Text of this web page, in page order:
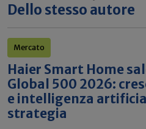
Dello stesso autore
Mercato
Haier Smart Home
Global 500 2026:
e intelligenza
strategia